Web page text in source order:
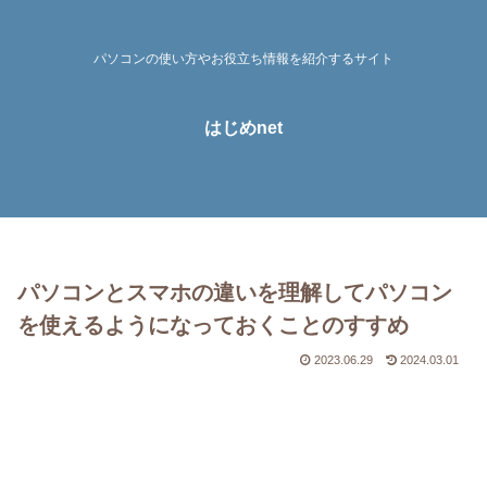
パソコンの使い方やお役立ち情報を紹介するサイト
はじめnet
パソコンとスマホの違いを理解してパソコン
を使えるようになっておくことのすすめ
2023.06.29 2024.03.01